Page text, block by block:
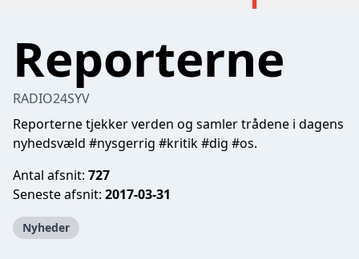
Reporterne
RADIO24SYV
Reporterne tjekker verden og samler trådene i dagens
nyhedsvæld #nysgerrig #kritik #dig #os.
Antal afsnit: 727
Seneste afsnit: 2017-03-31
Nyheder